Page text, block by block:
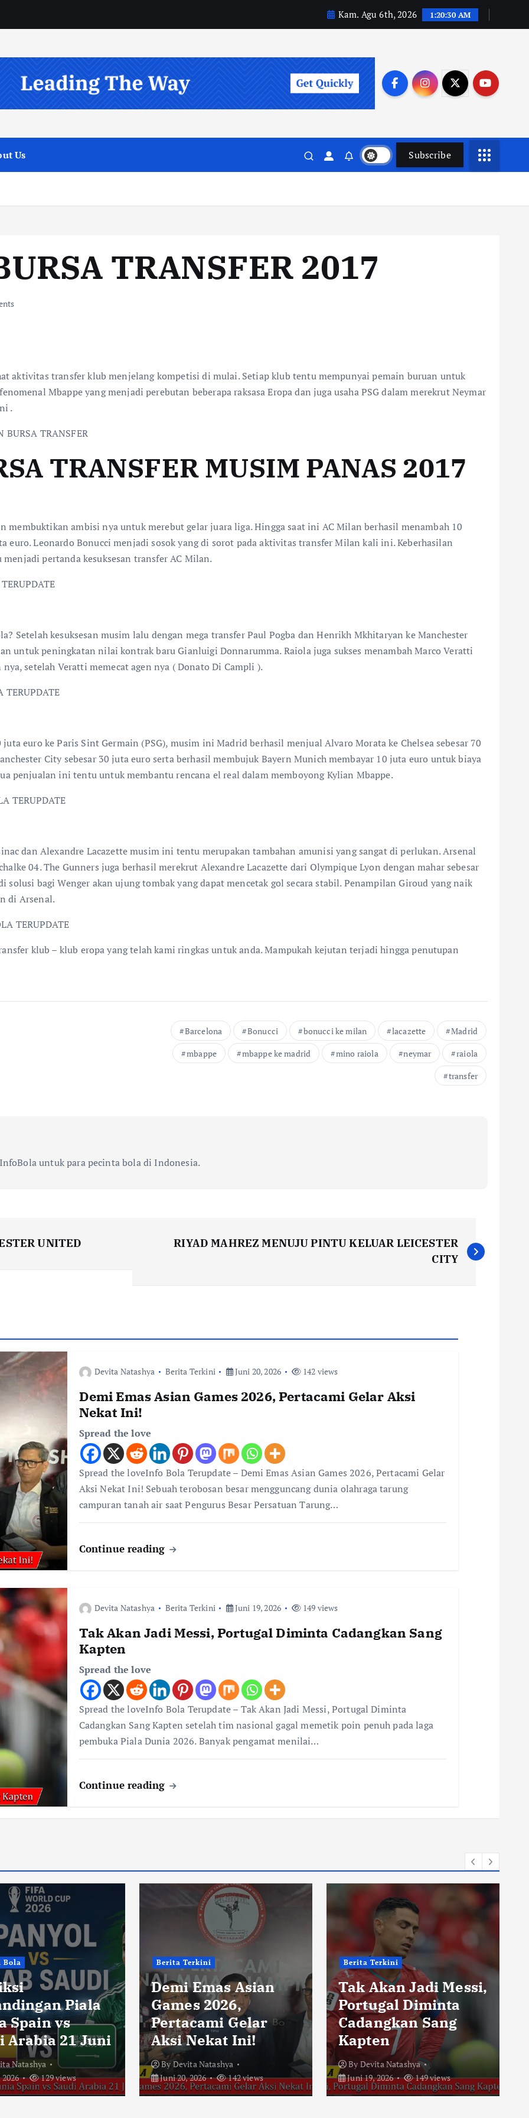
Kam. Agu 6th, 2026 1:20:31 AM
Us Subscribe
TRANSFER 2017
aktivitas transfer klub menjelang kompetisi di mulai. Setiap klub tentu mempunyai pemain buruan untuk
Mbappe yang menjadi perebutan beberapa raksasa Eropa dan juga usaha PSG dalam merekrut Neymar
.
TRANSFER MUSIM PANAS 2017
ambisi nya untuk merebut gelar juara liga. Hingga saat ini AC Milan berhasil menambah 10
Leonardo Bonucci menjadi sosok yang di sorot pada aktivitas transfer Milan kali ini. Keberhasilan
pertanda kesuksesan transfer AC Milan.
Setelah kesuksesan musim lalu dengan mega transfer Paul Pogba dan Henrikh Mkhitaryan ke Manchester
untuk peningkatan nilai kontrak baru Gianluigi Donnarumma. Raiola juga sukses menambah Marco Veratti
setelah Veratti memecat agen nya ( Donato Di Campli ).
euro ke Paris Sint Germain (PSG), musim ini Madrid berhasil menjual Alvaro Morata ke Chelsea sebesar 70
City sebesar 30 juta euro serta berhasil membujuk Bayern Munich membayar 10 juta euro untuk biaya
penjualan ini tentu untuk membantu rencana el real dalam memboyong Kylian Mbappe.
dan Alexandre Lacazette musim ini tentu merupakan tambahan amunisi yang sangat di perlukan. Arsenal
04. The Gunners juga berhasil merekrut Alexandre Lacazette dari Olympique Lyon dengan mahar sebesar
bagi Wenger akan ujung tombak yang dapat mencetak gol secara stabil. Penampilan Giroud yang naik
di Arsenal.
klub – klub eropa yang telah kami ringkas untuk anda. Mampukah kejutan terjadi hingga penutupan
Barcelona Bonucci bonucci ke milan lacazette
Madrid
mbappe
mbappe ke madrid mino raiola neymar
raiola
transfer
untuk para pecinta bola di Indonesia.
UNITED
RIYAD MAHREZ MENUJU PINTU KELUAR LEICESTER
CITY
Devita Natashya Berita Terkini Juni 20, 2026 142 views
Demi Emas Asian Games 2026, Pertacami Gelar Aksi
Nekat Ini!
Spread the love
Spread the loveInfo Bola Terupdate – Demi Emas Asian Games 2026, Pertacami Gelar
Aksi Nekat Ini! Sebuah terobosan besar mengguncang dunia olahraga tarung
campuran tanah air saat Pengurus Besar Persatuan Tarung…
Continue reading
Devita Natashya Berita Terkini Juni 19, 2026 149 views
Tak Akan Jadi Messi, Portugal Diminta Cadangkan Sang
Kapten
Spread the love
Spread the loveInfo Bola Terupdate – Tak Akan Jadi Messi, Portugal Diminta
Cadangkan Sang Kapten setelah tim nasional gagal memetik poin penuh pada laga
pembuka Piala Dunia 2026. Banyak pengamat menilai…
Continue reading
Bola
Piala
Spain vs
Arabia 21 Juni
Natashya
129 views
Berita Terkini
Demi Emas Asian
Games 2026,
Pertacami Gelar
Aksi Nekat Ini!
ByDevita Natashya
Juni 20, 2026
142 views
Berita Terkini
Tak Akan Jadi Messi,
Portugal Diminta
Cadangkan Sang
Kapten
By Devita Natashya
Juni 19, 2026
149 views